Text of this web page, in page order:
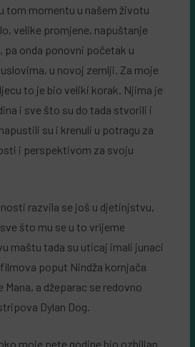
tom momentu u našem životu
velike promjene, napuštanje
pa onda ponovni početak u
u novoj zemlji. Za moje
to je bio veliki korak. Njima je
i sve što su do tada stvorili i
su i krenuli u potragu za
i perspektivom za svoju
razvila se još u djetinjstvu,
što mu se u to vrijeme
maštu tada su uticaj imali junaci
poput Nindža kornjača
Mana, a džeparac se redovno
Dylan Dog.
moje pete godine bio ozbiljan